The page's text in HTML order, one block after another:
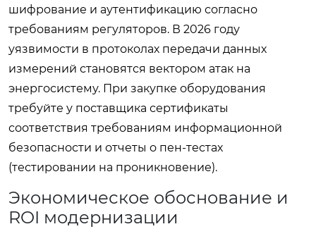
шифрование и аутентификацию согласно
требованиям регуляторов. В 2026 году
уязвимости в протоколах передачи данных
измерений становятся вектором атак на
энергосистему. При закупке оборудования
требуйте у поставщика сертификаты
соответствия требованиям информационной
безопасности и отчеты о пен-тестах
(тестировании на проникновение).
Экономическое обоснование и
ROI модернизации